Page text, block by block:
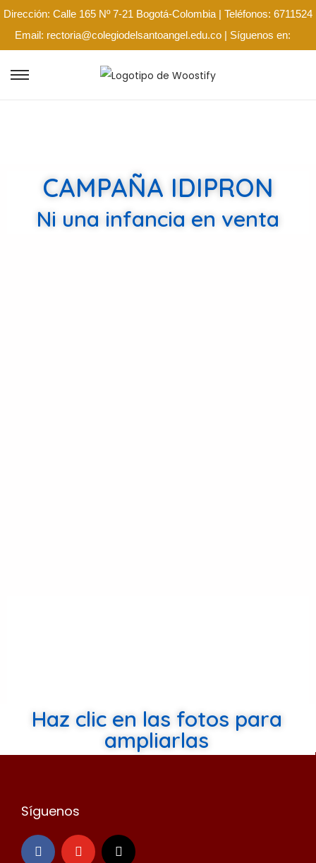
Dirección: Calle 165 Nº 7-21 Bogotá-Colombia | Teléfonos: 6711524
Email: rectoria@colegiodelsantoangel.edu.co | Síguenos en:
CAMPAÑA IDIPRON
Haz clic en las fotos para
ampliarlas
Ni una infancia en venta
Síguenos